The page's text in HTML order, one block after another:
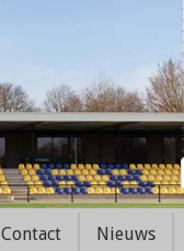
Contact Nieuws